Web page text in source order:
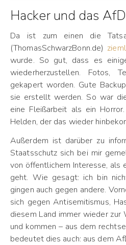
Hacker und das
Da ist zum einen die
(ThomasSchwarzBonn.de)
wurde. So gut, dass es
wiederherzustellen. Fotos,
gekapert worden. Gute
sie erstellt werden. So war
eine Fleißarbeit als ein
Helden, der das wieder
Außerdem ist darüber zu
Staatsschutz sich bei mir
von öffentlichem Interesse, als
geht. Wie gesagt: ich bin
gingen auch gegen andere.
sich gegen Antisemitismus,
diesem Land immer wieder zur
und kommen – aus dem
bedeutet dies auch: aus dem